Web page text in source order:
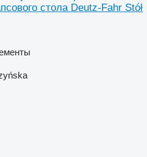
стола Deutz-Fahr Stół